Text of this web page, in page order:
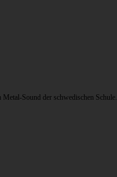
Sound der schwedischen Schule.